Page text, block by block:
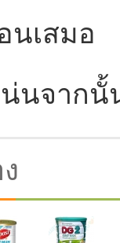
นเสมอ
นจากนั้